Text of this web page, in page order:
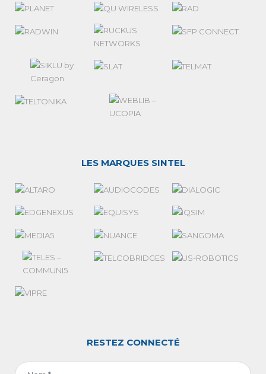
LES MARQUES SINTEL
RESTEZ CONNECTÉ